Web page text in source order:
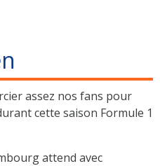
assez nos fans pour
cette saison Formule 1
attend avec